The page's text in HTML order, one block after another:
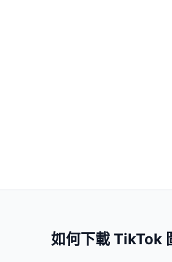
如何下載 TikTok